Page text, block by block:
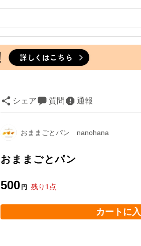
シェア 質問 通報
おままごとパン nanohana
おままごとパン
500 円 残り 1 点
カートに